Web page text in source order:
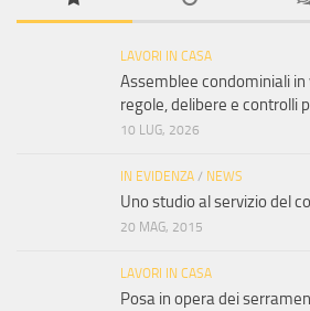
LAVORI IN CASA
Assemblee condominiali
regole, delibere e controlli
10 LUG, 2026
IN EVIDENZA / NEWS
Uno studio al servizio del
20 MAG, 2015
LAVORI IN CASA
Posa in opera dei